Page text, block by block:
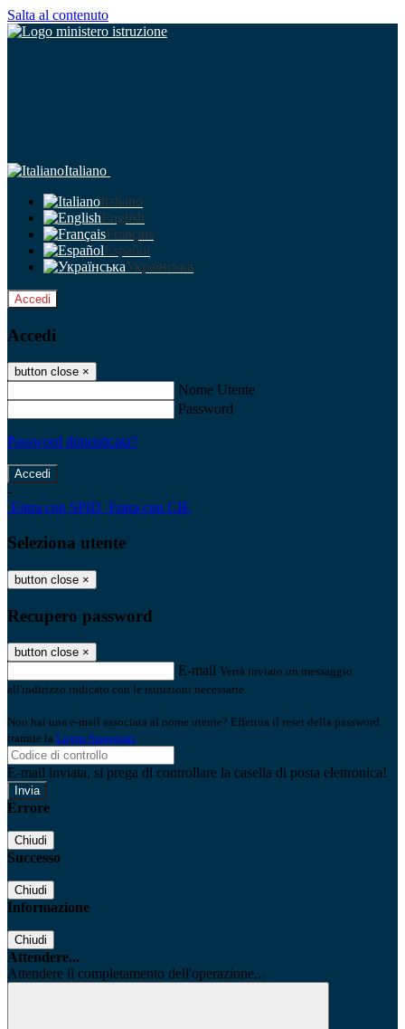
Salta al contenuto
Italiano
Italiano
English
Français
Español
Українська
Accedi
Accedi
button close ×
Nome Utente
Password
Password dimenticata?
-
Entra con SPID Entra con CIE
Seleziona utente
button close ×
Recupero password
button close ×
E-mail Verrà inviato un messaggio
all'indirizzo indicato con le istruzioni necessarie.
Non hai una e-mail associata al nome utente? Effettua il reset della password
tramite la Login Spaggiari
E-mail inviata, si prega di controllare la casella di posta elettronica!
Errore
Chiudi
Successo
Chiudi
Informazione
Chiudi
Attendere...
Attendere il completamento dell'operazione...